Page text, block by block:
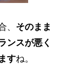
、 そのまま
ンスが悪く
すね。